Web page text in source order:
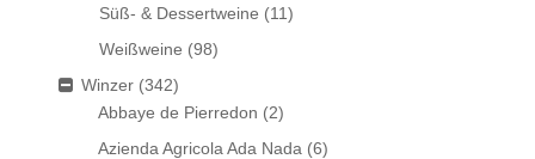
Süß- & Dessertweine (11)
Weißweine (98)
Winzer (342)
Abbaye de Pierredon (2)
Azienda Agricola Ada Nada (6)